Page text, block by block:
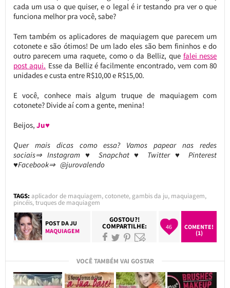
cada um usa o que quiser, e o legal é ir testando pra ver o que
funciona melhor pra você, sabe?
Tem também os aplicadores de maquiagem que parecem um
cotonete e são ótimos! De um lado eles são bem fininhos e do
outro parecem uma raquete, como o da Belliz, que falei nesse
post aqui. Esse da Belliz é facilmente encontrado, vem com 80
unidades e custa entre R$10,00 e R$15,00.
E você, conhece mais algum truque de maquiagem com
cotonete? Divide aí com a gente, menina!
Beijos, Ju♥
Quer mais dicas como essa? Vamos papear nas redes
sociais⇒ Instagram ♥ Snapchat ♥ Twitter ♥ Pinterest
♥Facebook⇒ @jurovalendo
TAGS: aplicador de maquiagem,cotonete, gambis da ju, maquiagem,
pincéis,truques de maquiagem
POST DAJU
MAQUIAGEM
GOSTOU?!
COMPARTILHE: 46
COMENTE!
(1)
VOCÊ TAMBÉM VAI GOSTAR